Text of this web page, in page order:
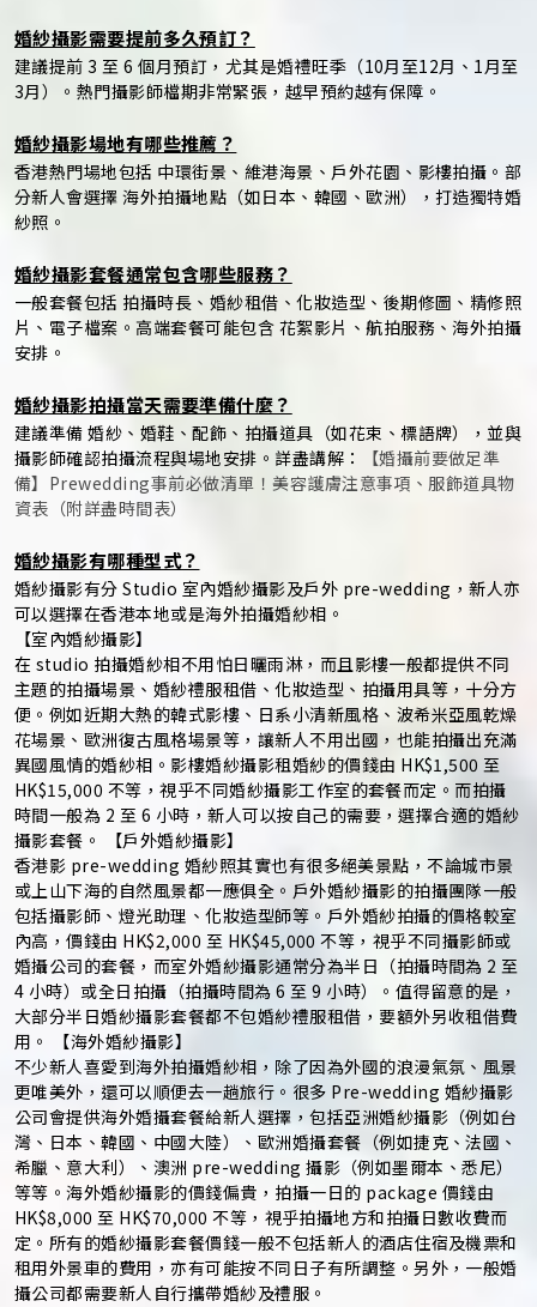
婚紗攝影需要提前多久預訂？
建議提前 3 至 6 個月預訂，尤其是婚禮旺季（10月至12月、1月至
3月）。熱門攝影師檔期非常緊張，越早預約越有保障。
婚紗攝影場地有哪些推薦？
香港熱門場地包括 中環街景、維港海景、戶外花園、影樓拍攝。部
分新人會選擇 海外拍攝地點（如日本、韓國、歐洲），打造獨特婚
紗照。
婚紗攝影套餐通常包含哪些服務？
一般套餐包括 拍攝時長、婚紗租借、化妝造型、後期修圖、精修照
片、電子檔案。高端套餐可能包含 花絮影片、航拍服務、海外拍攝
安排。
婚紗攝影拍攝當天需要準備什麼？
建議準備 婚紗、婚鞋、配飾、拍攝道具（如花束、標語牌），並與
攝影師確認拍攝流程與場地安排。詳盡講解：
【婚攝前要做足準
備】Prewedding事前必做清單！美容護膚注意事項、服飾道具物
資表（附詳盡時間表）
婚紗攝影有哪種型式？
婚紗攝影有分 Studio 室內婚紗攝影及戶外 pre-wedding，新人亦
可以選擇在香港本地或是海外拍攝婚紗相。
【室內婚紗攝影】
在 studio 拍攝婚紗相不用怕日曬雨淋，而且影樓一般都提供不同
主題的拍攝場景、婚紗禮服租借、化妝造型、拍攝用具等，十分方
便。例如近期大熱的韓式影樓、日系小清新風格、波希米亞風乾燥
花場景、歐洲復古風格場景等，讓新人不用出國，也能拍攝出充滿
異國風情的婚紗相。影樓婚紗攝影租婚紗的價錢由 HK$1,500 至
HK$15,000 不等，視乎不同婚紗攝影工作室的套餐而定。而拍攝
時間一般為 2 至 6 小時，新人可以按自己的需要，選擇合適的婚紗
攝影套餐。 【戶外婚紗攝影】
香港影 pre-wedding 婚紗照其實也有很多絕美景點，不論城市景
或上山下海的自然風景都一應俱全。戶外婚紗攝影的拍攝團隊一般
包括攝影師、燈光助理、化妝造型師等。戶外婚紗拍攝的價格較室
內高，價錢由 HK$2,000 至 HK$45,000 不等，視乎不同攝影師或
婚攝公司的套餐，而室外婚紗攝影通常分為半日（拍攝時間為 2 至
4 小時）或全日拍攝（拍攝時間為 6 至 9 小時）。值得留意的是，
大部分半日婚紗攝影套餐都不包婚紗禮服租借，要額外另收租借費
用。 【海外婚紗攝影】
不少新人喜愛到海外拍攝婚紗相，除了因為外國的浪漫氣氛、風景
更唯美外，還可以順便去一趟旅行。很多 Pre-wedding 婚紗攝影
公司會提供海外婚攝套餐給新人選擇，包括亞洲婚紗攝影（例如台
灣、日本、韓國、中國大陸）、歐洲婚攝套餐（例如捷克、法國、
希臘、意大利）、澳洲 pre-wedding 攝影（例如墨爾本、悉尼）
等等。海外婚紗攝影的價錢偏貴，拍攝一日的 package 價錢由
HK$8,000 至 HK$70,000 不等，視乎拍攝地方和拍攝日數收費而
定。所有的婚紗攝影套餐價錢一般不包括新人的酒店住宿及機票和
租用外景車的費用，亦有可能按不同日子有所調整。另外，一般婚
攝公司都需要新人自行攜帶婚紗及禮服。